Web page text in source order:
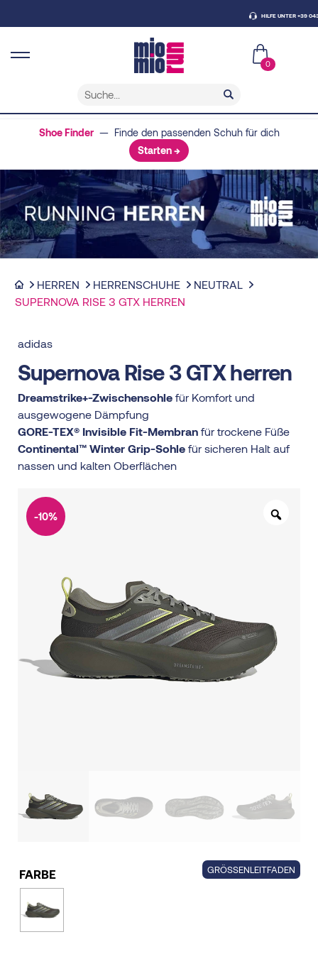
HILFE UNTER +39 0438
0
Shoe Finder— Finde den passenden Schuh für dich
Starten →
HERREN HERRENSCHUHE
NEUTRAL
SUPERNOVA RISE 3 GTX HERREN
adidas
Supernova Rise 3 GTX herren
Dreamstrike+-Zwischensohle für Komfort und
ausgewogene Dämpfung
GORE-TEX® Invisible Fit-Membran für trockene Füße
Continental™ Winter Grip-Sohle für sicheren Halt auf
nassen und kalten Oberflächen
-10%
GRÖSSENLEITFADEN
FARBE